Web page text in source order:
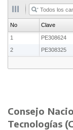
1
PE308624
2
PE308325
No Clave
Consejo
Tecnologías